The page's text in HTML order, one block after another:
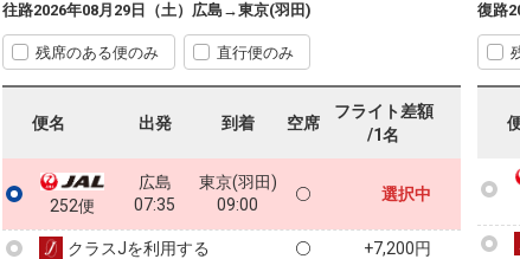
往路2026年08月29日（土） 広島 →東京(羽田)
残席のある便のみ 直行便のみ
便名 出発 到着 空席
フライト差額
/1名
252便
広島
07:35
東京(羽田)
09:00
選択中
クラスJを利用する +7,200円
復路